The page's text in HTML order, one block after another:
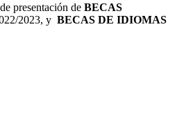
presentación de BECAS
2023, y BECAS DE IDIOMAS